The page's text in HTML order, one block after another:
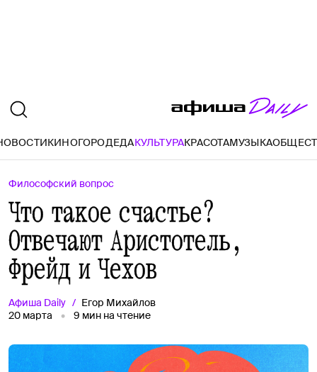
КИНОГОРОДЕДАКУЛЬТУРАКРАСОТАМУЗЫКА
Философский вопрос
Что такое счастье?
Отвечают Аристотель,
Фрейд и Чехов
Афиша Daily
Егор Михайлов
20 марта
9 мин на чтение